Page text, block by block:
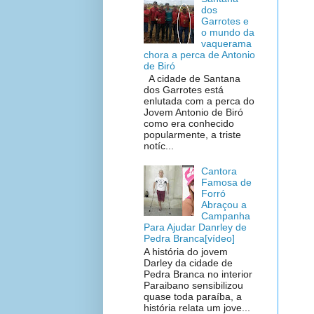
dos
Garrotes e
o mundo da
vaquerama
chora a perca de Antonio
de Biró
A cidade de Santana
dos Garrotes está
enlutada com a perca do
Jovem Antonio de Biró
como era conhecido
popularmente, a triste
notíc...
Cantora
Famosa de
Forró
Abraçou a
Campanha
Para Ajudar Danrley de
Pedra Branca[vídeo]
A história do jovem
Darley da cidade de
Pedra Branca no interior
Paraibano sensibilizou
quase toda paraíba, a
história relata um jove...